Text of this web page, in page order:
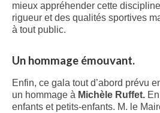
mieux appréhender cette
rigueur et des qualités sportives
à tout public.
Un hommage émouvant.
Enfin, ce gala tout d’abord prévu
un hommage à Michèle Ruffet.
enfants et petits-enfants. M. le